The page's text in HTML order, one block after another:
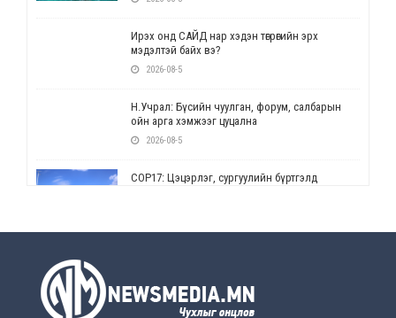
Ирэх онд САЙД нар хэдэн төгрөгийн эрх
мэдэлтэй байх вэ?
2026-08-5
Н.Учрал: Бүсийн чуулган, форум, салбарын
ойн арга хэмжээг цуцална
2026-08-5
СОР17: Цэцэрлэг, сургуулийн бүртгэлд
2026-08-5